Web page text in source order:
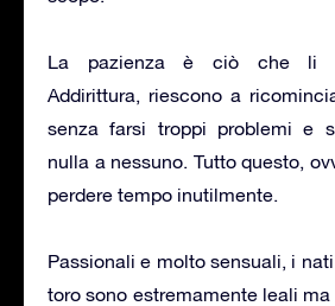
La pazienza è ciò che li
Addirittura, riescono a
senza farsi troppi problemi e
nulla a nessuno. Tutto questo,
perdere tempo inutilmente.
Passionali e molto sensuali, i
toro sono estremamente leali